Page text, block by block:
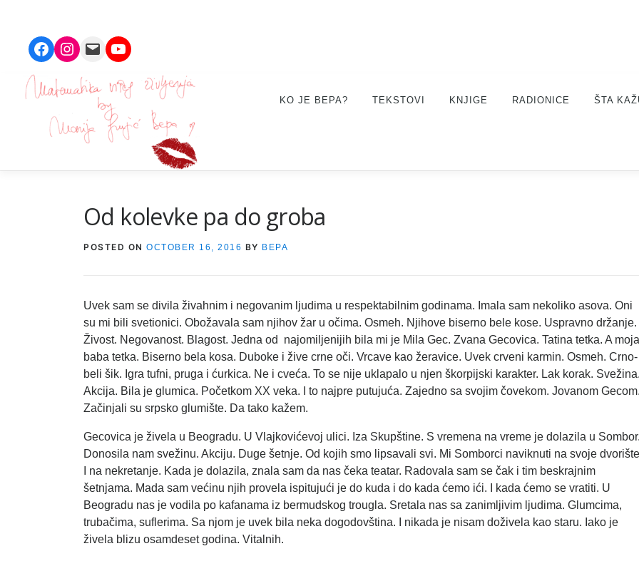
Facebook Instagram Mail YouTube
KO JE BEPA? TEKSTOVI KNJIGE RADIONICE ŠTA
Od kolevke pa do groba
POSTED ON OCTOBER 16, 2016 BY BEPA
Uvek sam se divila živahnim i negovanim ljudima u respektabilnim godinama. Imala sam nekoliko asova. Oni
su mi bili svetionici. Obožavala sam njihov žar u očima. Osmeh. Njihove biserno bele kose. Uspravno držanje.
Živost. Negovanost. Blagost. Jedna od najomiljenijih bila mi je Mila Gec. Zvana Gecovica. Tatina tetka. A moja
baba tetka. Biserno bela kosa. Duboke i žive crne oči. Vrcave kao žeravice. Uvek crveni karmin. Osmeh. Crno-
beli šik. Igra tufni, pruga i ćurkica. Ne i cveća. To se nije uklapalo u njen škorpijski karakter. Lak korak.
Akcija. Bila je glumica. Početkom XX veka. I to najpre putujuća. Zajedno sa svojim čovekom. Jovanom
Začinjali su srpsko glumište. Da tako kažem.
Gecovica je živela u Beogradu. U Vlajkovićevoj ulici. Iza Skupštine. S vremena na vreme je dolazila u
Donosila nam svežinu. Akciju. Duge šetnje. Od kojih smo lipsavali svi. Mi Somborci naviknuti na svoje
I na nekretanje. Kada je dolazila, znala sam da nas čeka teatar. Radovala sam se čak i tim beskrajnim
šetnjama. Mada sam većinu njih provela ispitujući je do kuda i do kada ćemo ići. I kada ćemo se vratiti. U
Beogradu nas je vodila po kafanama iz bermudskog trougla. Sretala nas sa zanimljivim ljudima. Glumcima,
trubačima, suflerima. Sa njom je uvek bila neka dogodovština. I nikada je nisam doživela kao staru. Iako je
živela blizu osamdeset godina. Vitalnih.